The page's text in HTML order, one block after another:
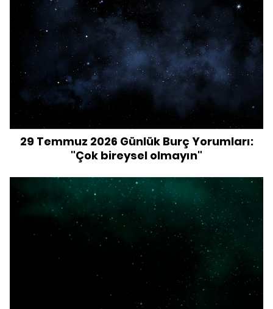
29 Temmuz 2026 Günlük Burç Yorumları:
"Çok bireysel olmayın"